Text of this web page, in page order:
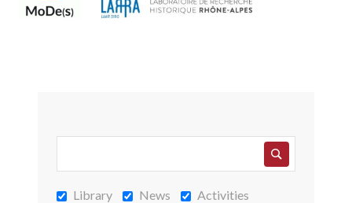
Library News Activities